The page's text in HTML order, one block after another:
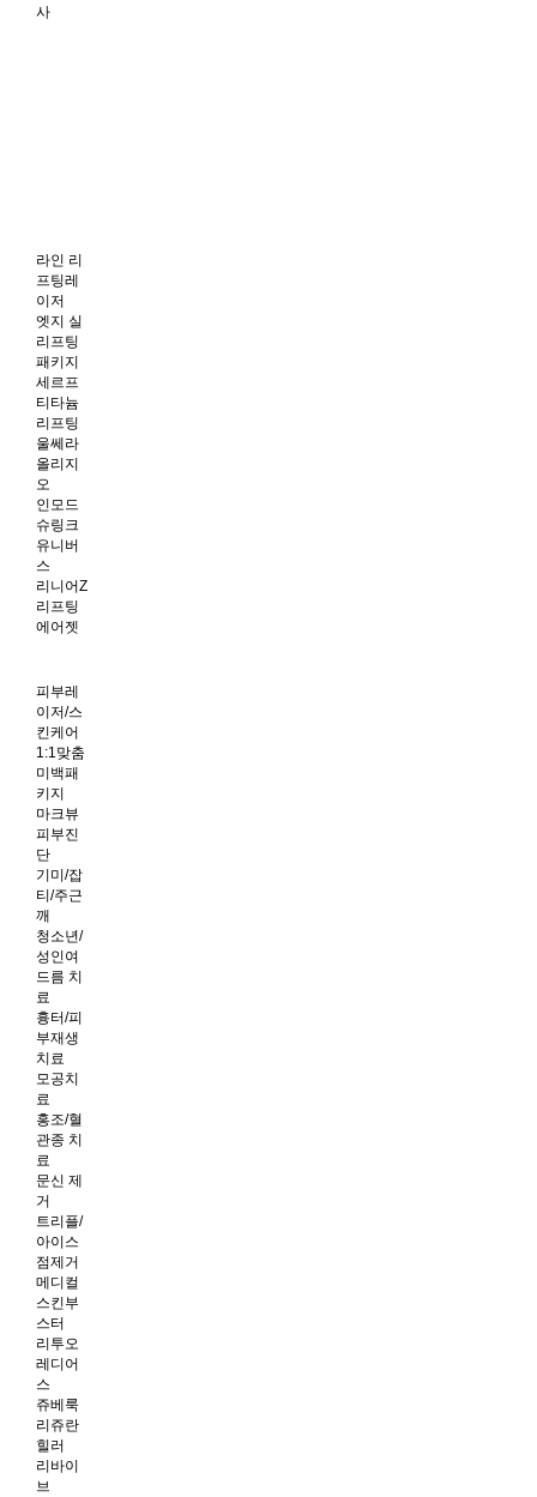
사
라인 리
프팅레
이저
엣지 실
리프팅
패키지
세르프
티타늄
리프팅
울쎄라
올리지
오
인모드
슈링크
유니버
스
리니어Z
리프팅
에어젯
피부레
이저/스
킨케어
1:1맞춤
미백패
키지
마크뷰
피부진
단
기미/잡
티/주근
깨
청소년/
성인여
드름 치
료
흉터/피
부재생
치료
모공치
료
홍조/혈
관종 치
료
문신 제
거
트리플/
아이스
점제거
메디컬
스킨부
스터
리투오
레디어
스
쥬베룩
리쥬란
힐러
리바이
브